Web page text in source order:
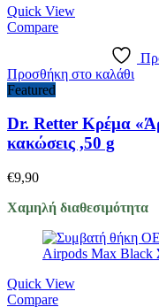
Quick View
Compare
Προσθήκη στο καλάθι
Featured
Dr. Retter Κρέμα
κακώσεις ,50 g
€9,90
Χαμηλή διαθεσιμότητα
Quick View
Compare